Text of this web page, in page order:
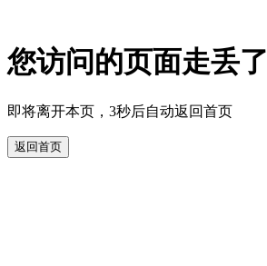
您访问的页面走丢了
即将离开本页，3秒后自动返回首页
返回首页